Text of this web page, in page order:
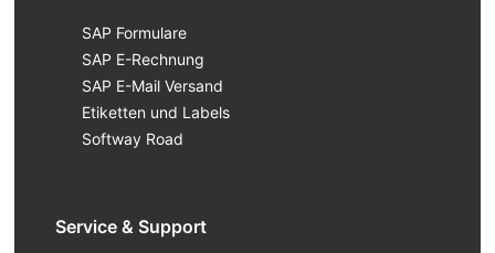
SAP Formulare
SAP E-Rechnung
SAP E-Mail Versand
Etiketten und Labels
Softway Road
Service & Support